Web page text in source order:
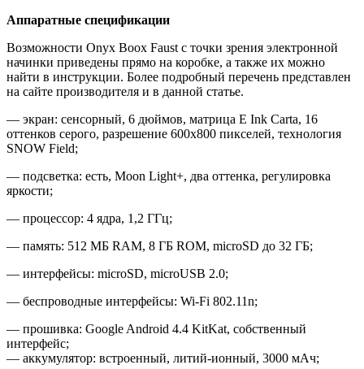
Аппаратные спецификации
Возможности Onyx Boox Faust с точки зрения электронной
начинки приведены прямо на коробке, а также их можно
найти в инструкции. Более подробный перечень представлен
на сайте производителя и в данной статье.
— экран: сенсорный, 6 дюймов, матрица E Ink Carta, 16
оттенков серого, разрешение 600х800 пикселей, технология
SNOW Field;
— подсветка: есть, Moon Light+, два оттенка, регулировка
яркости;
— процессор: 4 ядра, 1,2 ГГц;
— память: 512 МБ RAM, 8 ГБ ROM, microSD до 32 ГБ;
— интерфейсы: microSD, microUSB 2.0;
— беспроводные интерфейсы: Wi-Fi 802.11n;
— прошивка: Google Android 4.4 KitKat, собственный
интерфейс;
— аккумулятор: встроенный, литий-ионный, 3000 мАч;